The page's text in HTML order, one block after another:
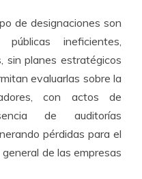
de designaciones son
ineficientes,
sin planes estratégicos
evaluarlas sobre la
con actos de
de auditorías
pérdidas para el
de las empresas